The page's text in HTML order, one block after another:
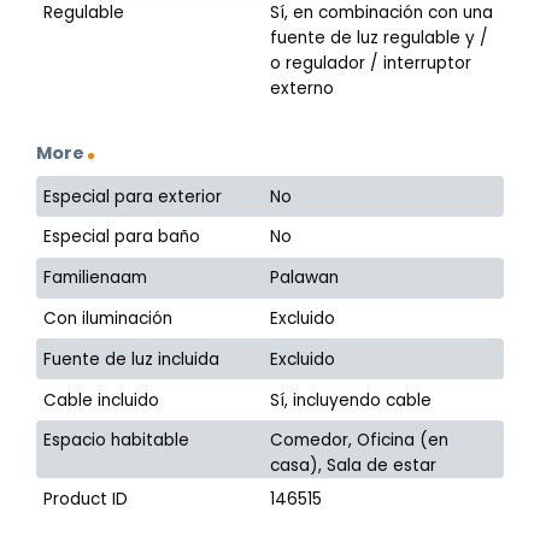
Regulable
Sí, en combinación con una
fuente de luz regulable y /
o regulador / interruptor
externo
More
Especial para exterior
No
Especial para baño
No
Familienaam
Palawan
Con iluminación
Excluido
Fuente de luz incluida
Excluido
Cable incluido
Sí, incluyendo cable
Espacio habitable
Comedor, Oficina (en
casa), Sala de estar
Product ID
146515